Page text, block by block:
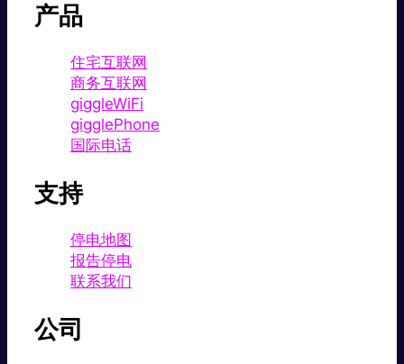
产品
住宅互联网
商务互联网
giggleWiFi
gigglePhone
国际电话
支持
停电地图
报告停电
联系我们
公司